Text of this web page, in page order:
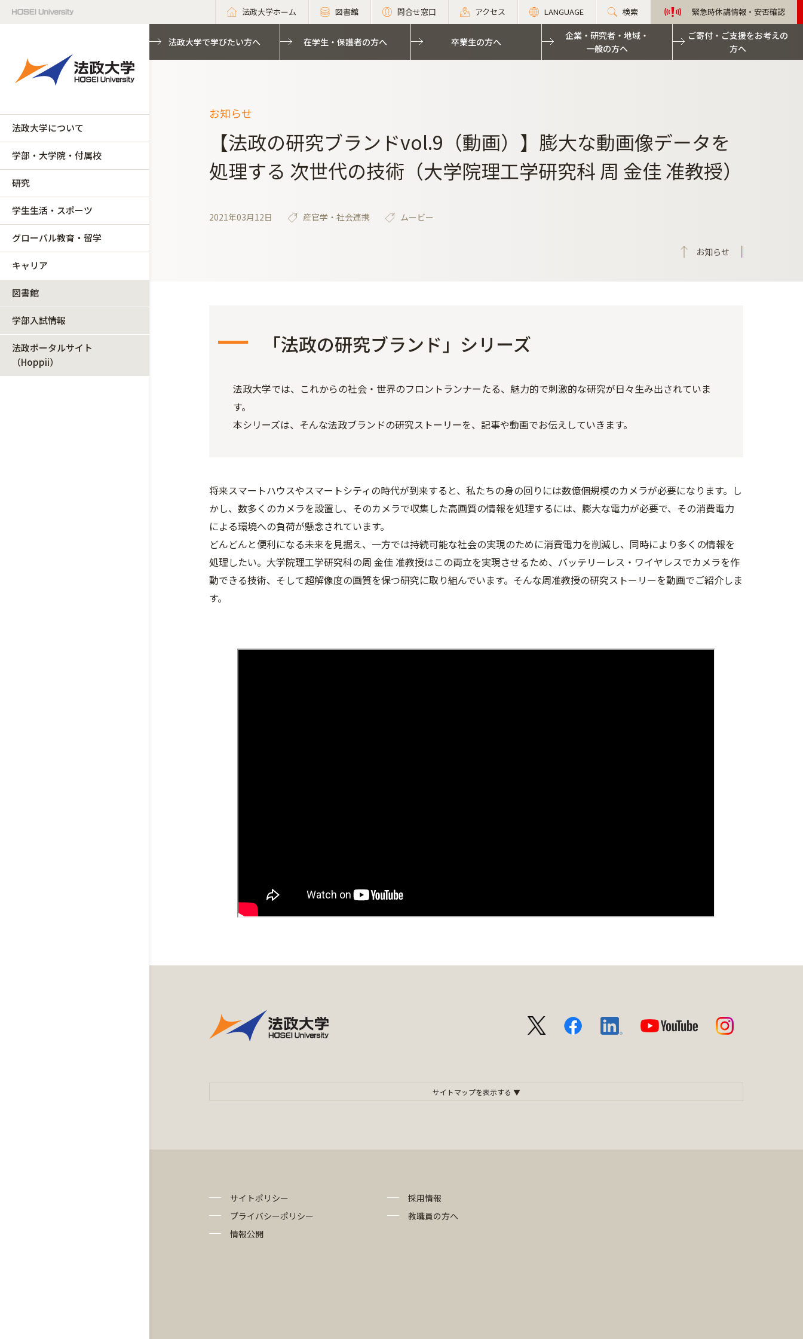
法政大学ホーム 図書館 問合せ窓口 アクセス LANGUAGE 検索 緊急時休講情報・安否確認
法政大学について
学部・大学院・付属校
研究
学生生活・スポーツ
グローバル教育・留学
キャリア
図書館
学部入試情報
法政ポータルサイト
（Hoppii）
法政大学で学びたい方へ 在学生・保護者の方へ 卒業生の方へ
企業・研究者・地域・
一般の方へ
ご寄付・ご支援をお考えの
方へ
お知らせ
【法政の研究ブランドvol.9（動画）】膨大な動画像データを
処理する 次世代の技術（大学院理工学研究科 周 金佳 准教授）
2021年03月12日 産官学・社会連携 ムービー
お知らせ
「法政の研究ブランド」シリーズ
法政大学では、これからの社会・世界のフロントランナーたる、魅力的で刺激的な研究が日々生み出されていま
す。
本シリーズは、そんな法政ブランドの研究ストーリーを、記事や動画でお伝えしていきます。
将来スマートハウスやスマートシティの時代が到来すると、私たちの身の回りには数億個規模のカメラが必要になります。し
かし、数多くのカメラを設置し、そのカメラで収集した高画質の情報を処理するには、膨大な電力が必要で、その消費電力
による環境への負荷が懸念されています。
どんどんと便利になる未来を見据え、一方では持続可能な社会の実現のために消費電力を削減し、同時により多くの情報を
処理したい。大学院理工学研究科の周 金佳 准教授はこの両立を実現させるため、バッテリーレス・ワイヤレスでカメラを作
動できる技術、そして超解像度の画質を保つ研究に取り組んでいます。そんな周准教授の研究ストーリーを動画でご紹介しま
す。
サイトポリシー
プライバシーポリシー
情報公開
採用情報
教職員の方へ